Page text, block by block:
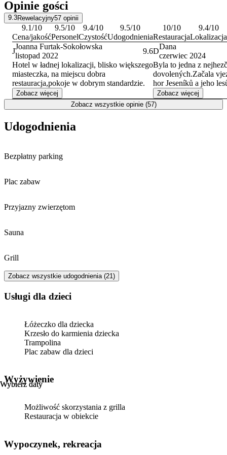
Opinie gości
9.3Rewelacyjny57 opinii
9.1/10
Cena/jakość
9.5/10
Personel
9.4/10
Czystość
9.5/10
Udogodnienia
10/10
Restauracja
9.4/10
Lokalizacja
J
Joanna Furtak-Sokołowska
listopad 2022
9.6
Hotel w ładnej lokalizacji, blisko większego
miasteczka, na miejscu dobra
restauracja,pokoje w dobrym standardzie.
Zobacz więcej
D
Dana
czerwiec 2024
Byla to jedna z
dovolených.Začala
hor Jeseníků a jeho
čisté ovzduší a milé a vždy usměvavé
lidičky v hotelu. Byli
nestačilo na projití
Zobacz więcej
Zobacz wszystkie opinie (57)
Wybierz daty
Wybierz daty
Udogodnienia
Bezpłatny parking
Plac zabaw
Przyjazny zwierzętom
Sauna
Grill
Zobacz wszystkie udogodnienia (21)
usługi dla dzieci
Łóżeczko dla dziecka
Krzesło do karmienia dziecka
Trampolina
Plac zabaw dla dzieci
Wyżywienie
Możliwość skorzystania z grilla
Restauracja w obiekcie
Wypoczynek, rekreacja